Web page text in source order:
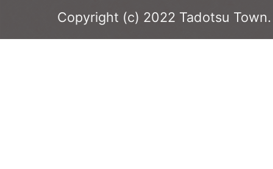
Copyright (c) 2022 Tadotsu